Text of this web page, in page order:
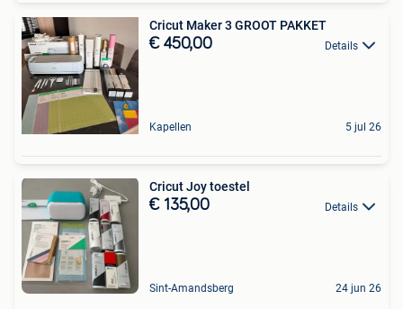
Cricut Maker 3 GROOT PAKKET
€ 450,00 Details
Kapellen 5 jul 26
Cricut Joy toestel
€ 135,00 Details
Sint-Amandsberg 24 jun 26